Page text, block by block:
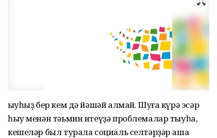
Һыуһыҙ бер кем дә йәшәй алмай. Шуға күрә эсәр
һыу менән тәьмин итеүҙә проблемалар тыуһа,
кешеләр был турала социаль селтәрҙәр аша